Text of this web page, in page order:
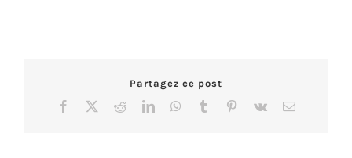
Partagez ce post
Facebook RedditLinkedInWhatsApp
Tumblr Pinterest
Vk Email